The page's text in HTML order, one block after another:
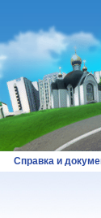
Справка и